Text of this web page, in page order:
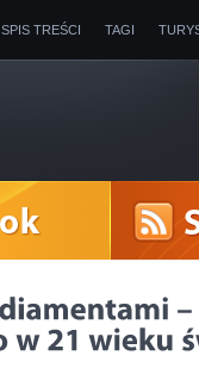
SPIS TREŚCI TAGI